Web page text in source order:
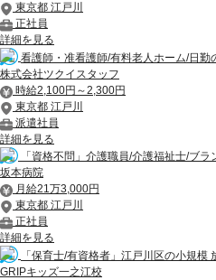
東京都 江戸川
正社員
詳細を見る
看護師・准看護師/有料老人ホーム/日勤
株式会社ツクイスタッフ
時給2,100円～2,300円
東京都 江戸川
派遣社員
詳細を見る
「資格不問」介護職員/介護福祉士/ブ
坂本病院
月給21万3,000円
東京都 江戸川
正社員
詳細を見る
「保育士/有資格者」江戸川区の小規模
GRIPキッズ一之江校